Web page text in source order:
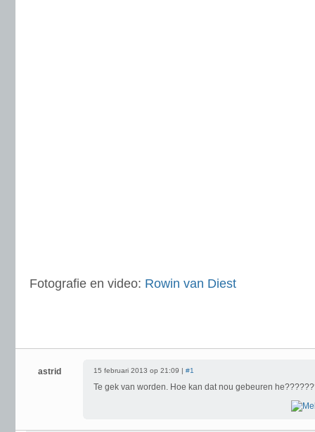
Fotografie en video: Rowin van Diest
astrid 15 februari 2013 op 21:09 | #1
Te gek van worden. Hoe kan dat nou gebeuren